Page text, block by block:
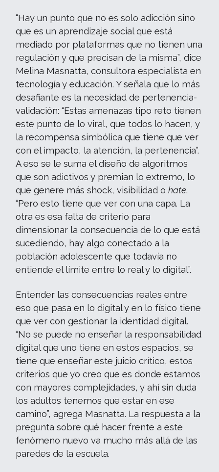
“Hay un punto que no es solo adicción sino
que es un aprendizaje social que está
mediado por plataformas que no tienen una
regulación y que precisan de la misma”, dice
Melina Masnatta, consultora especialista en
tecnología y educación. Y señala que lo más
desafiante es la necesidad de pertenencia-
validación: “Estas amenazas tipo reto tienen
este punto de lo viral, que todos lo hacen, y
la recompensa simbólica que tiene que ver
con el impacto, la atención, la pertenencia”.
A eso se le suma el diseño de algoritmos
que son adictivos y premian lo extremo, lo
que genere más shock, visibilidad o hate.
“Pero esto tiene que ver con una capa. La
otra es esa falta de criterio para
dimensionar la consecuencia de lo que está
sucediendo, hay algo conectado a la
población adolescente que todavía no
entiende el límite entre lo real y lo digital”.
Entender las consecuencias reales entre
eso que pasa en lo digital y en lo físico tiene
que ver con gestionar la identidad digital.
“No se puede no enseñar la responsabilidad
digital que uno tiene en estos espacios, se
tiene que enseñar este juicio crítico, estos
criterios que yo creo que es donde estamos
con mayores complejidades, y ahí sin duda
los adultos tenemos que estar en ese
camino”, agrega Masnatta. La respuesta a la
pregunta sobre qué hacer frente a este
fenómeno nuevo va mucho más allá de las
paredes de la escuela.